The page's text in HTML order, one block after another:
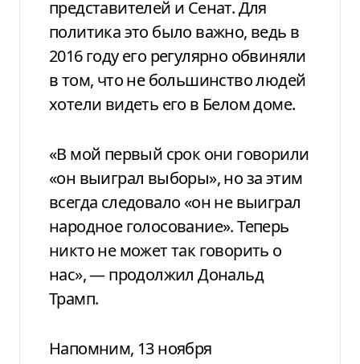
представителей и Сенат. Для
политика это было важно, ведь в
2016 году его регулярно обвиняли
в том, что не большинство людей
хотели видеть его в Белом доме.
«В мой первый срок они говорили
«он выиграл выборы», но за этим
всегда следовало «он не выиграл
народное голосование». Теперь
никто не может так говорить о
нас», — продолжил Дональд
Трамп.
Напомним, 13 ноября